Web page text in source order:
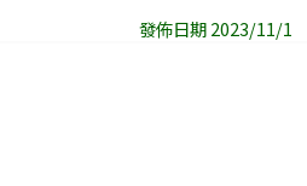
發佈日期 2023/11/1